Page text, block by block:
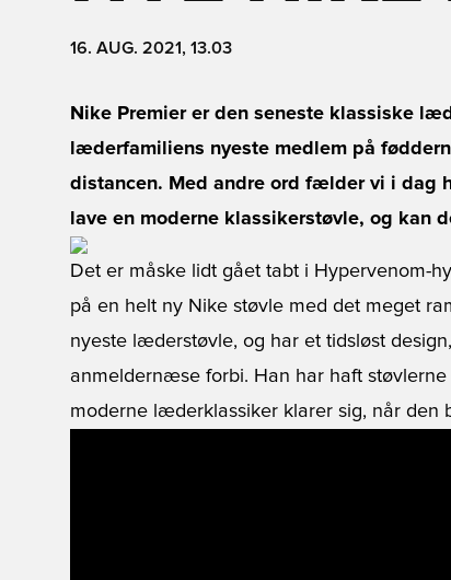
16. AUG. 2021, 13.03
Nike Premier er den seneste klassiske
læderfamiliens nyeste medlem på
distancen. Med andre ord fælder vi i dag
lave en moderne klassikerstøvle, og kan
Det er måske lidt gået tabt i Hypervenom-
på en helt ny Nike støvle med det meget
nyeste læderstøvle, og har et tidsløst
anmeldernæse forbi. Han har haft
moderne læderklassiker klarer sig, når den